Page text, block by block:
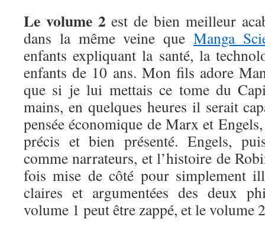
Le volume 2 est de bien meilleur
dans la même veine que Manga
enfants expliquant la santé, la
enfants de 10 ans. Mon fils adore
que si je lui mettais ce tome du
mains, en quelques heures il serait
pensée économique de Marx et
précis et bien présenté. Engels,
comme narrateurs, et l’histoire de
fois mise de côté pour simplement
claires et argumentées des deux
volume 1 peut être zappé, et le volume